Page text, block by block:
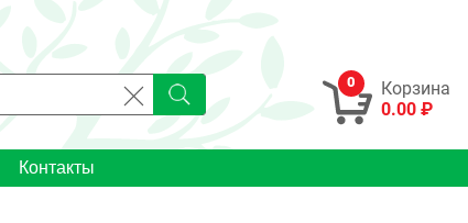
0
Корзина
0.00 ₽
Контакты